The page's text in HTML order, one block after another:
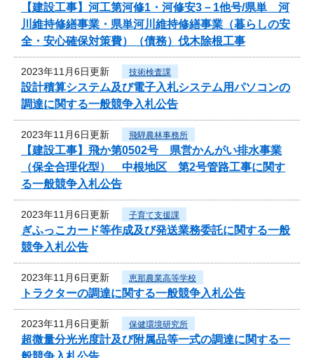
【建設工事】河工第河修1・河修安3－1他号/県単 河
川維持修繕事業・県単河川維持修繕事業（暮らしの安
全・安心確保対策費）（債務）伐木除根工事
2023年11月6日更新 技術検査課
設計積算システム及び電子入札システム用パソコンの
調達に関する一般競争入札公告
2023年11月6日更新 飛騨農林事務所
【建設工事】飛か第0502号 県営かんがい排水事業
（保全合理化型） 中根地区 第2号管路工事に関す
る一般競争入札公告
2023年11月6日更新 子育て支援課
ぎふっこカード等作成及び発送業務委託に関する一般
競争入札公告
2023年11月6日更新 恵那農業高等学校
トラクターの調達に関する一般競争入札公告
2023年11月6日更新 保健環境研究所
超微量分光光度計及び附属品等一式の調達に関する一